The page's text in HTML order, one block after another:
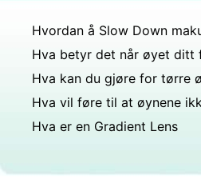
Hva er en Gradient Lens